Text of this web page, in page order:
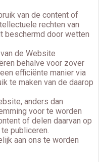
van de content of
rechten van
beschermd door wetten
de Website
behalve voor zover
efficiënte manier via
te maken van de daarop
anders dan
voor te worden
of delen daarvan op
publiceren.
aan ons te worden